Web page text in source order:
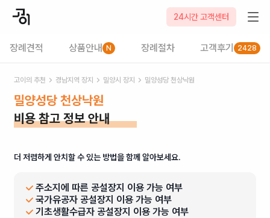
24시간 고객센터
장례견적 상품안내 N 장례절차 고객후기 2428
고이의 추천 경남지역 장지 밀양시 장지 밀양성당 천상낙원
밀양성당 천상낙원
비용 참고 정보 안내
더 저렴하게 안치할 수 있는 방법을 함께 알아보세요.
주소지에 따른 공설장지 이용 가능 여부
국가유공자 공설장지 이용 가능 여부
기초생활수급자 공설장지 이용 가능 여부